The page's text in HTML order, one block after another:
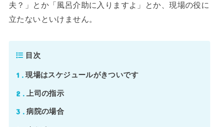
夫？」とか「風呂介助に入りますよ」とか、現場の役に
立たないといけません。
目次
1 現場はスケジュールがきついです
2 上司の指示
3 病院の場合